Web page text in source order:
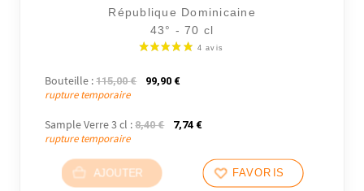
République Dominicaine
43° - 70 cl
Bouteille : 115,00€ Le prix initial était : 115,00 €.
99,90 €Le prix actuel est : 99,90 €.
rupture temporaire
Sample Verre 3 cl : 8,40€ Le prix initial était : 8,40 €.
7,74 €Le prix actuel est : 7,74 €.
rupture temporaire
AJOUTER FAVORIS